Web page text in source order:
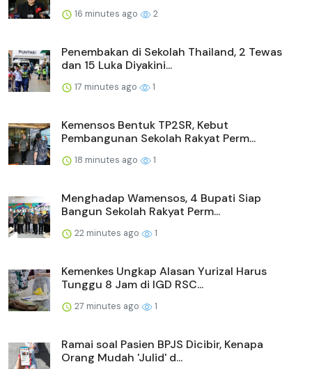
16 minutes ago 2
Penembakan di Sekolah Thailand, 2 Tewas
dan 15 Luka Diyakini...
17 minutes ago 1
Kemensos Bentuk TP2SR, Kebut
Pembangunan Sekolah Rakyat Perm...
18 minutes ago 1
Menghadap Wamensos, 4 Bupati Siap
Bangun Sekolah Rakyat Perm...
22 minutes ago 1
Kemenkes Ungkap Alasan Yurizal Harus
Tunggu 8 Jam di IGD RSC...
27 minutes ago 1
Ramai soal Pasien BPJS Dicibir, Kenapa
Orang Mudah 'Julid' d...